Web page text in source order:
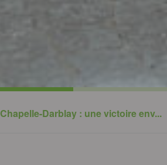
Chapelle-Darblay : une victoire env...